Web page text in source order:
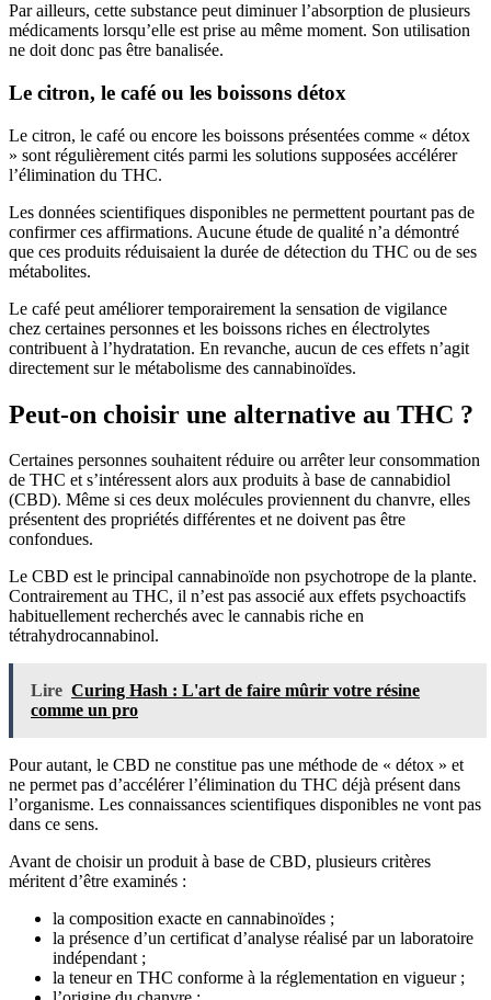
Par ailleurs, cette substance peut diminuer l’absorption de plusieurs
médicaments lorsqu’elle est prise au même moment. Son utilisation
ne doit donc pas être banalisée.
Le citron, le café ou les boissons détox
Le citron, le café ou encore les boissons présentées comme « détox
» sont régulièrement cités parmi les solutions supposées accélérer
l’élimination du THC.
Les données scientifiques disponibles ne permettent pourtant pas de
confirmer ces affirmations. Aucune étude de qualité n’a démontré
que ces produits réduisaient la durée de détection du THC ou de ses
métabolites.
Le café peut améliorer temporairement la sensation de vigilance
chez certaines personnes et les boissons riches en électrolytes
contribuent à l’hydratation. En revanche, aucun de ces effets n’agit
directement sur le métabolisme des cannabinoïdes.
Peut-on choisir une alternative au THC ?
Certaines personnes souhaitent réduire ou arrêter leur consommation
de THC et s’intéressent alors aux produits à base de cannabidiol
(CBD). Même si ces deux molécules proviennent du chanvre, elles
présentent des propriétés différentes et ne doivent pas être
confondues.
Le CBD est le principal cannabinoïde non psychotrope de la plante.
Contrairement au THC, il n’est pas associé aux effets psychoactifs
habituellement recherchés avec le cannabis riche en
tétrahydrocannabinol.
Lire Curing Hash : L'art de faire mûrir votre résine
comme un pro
Pour autant, le CBD ne constitue pas une méthode de « détox » et
ne permet pas d’accélérer l’élimination du THC déjà présent dans
l’organisme. Les connaissances scientifiques disponibles ne vont pas
dans ce sens.
Avant de choisir un produit à base de CBD, plusieurs critères
méritent d’être examinés :
la composition exacte en cannabinoïdes ;
la présence d’un certificat d’analyse réalisé par un laboratoire
indépendant ;
la teneur en THC conforme à la réglementation en vigueur ;